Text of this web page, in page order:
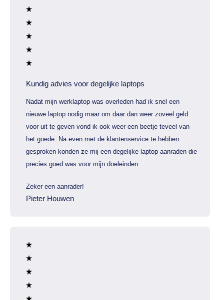
Kundig advies voor degelijke laptops
Nadat mijn werklaptop was overleden had ik snel een
nieuwe laptop nodig maar om daar dan weer zoveel geld
voor uit te geven vond ik ook weer een beetje teveel van
het goede. Na even met de klantenservice te hebben
gesproken konden ze mij een degelijke laptop aanraden die
precies goed was voor mijn doeleinden.
Zeker een aanrader!
Pieter Houwen